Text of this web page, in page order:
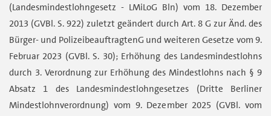
(Landesmindestlohngesetz - LMiLoG Bln) vom 18. Dezember
2013 (GVBl. S. 922) zuletzt geändert durch Art. 8 G zur Änd. des
Bürger- und PolizeibeauftragtenG und weiteren Gesetze vom 9.
Februar 2023 (GVBl. S. 30); Erhöhung des Landesmindestlohns
durch 3. Verordnung zur Erhöhung des Mindestlohns nach § 9
Absatz 1 des Landesmindestlohngesetzes (Dritte Berliner
Mindestlohnverordnung) vom 9. Dezember 2025 (GVBl. vom